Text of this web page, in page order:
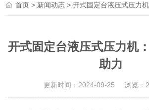
首页 > 新闻动态 > 开式固定台液压式压力机：现代
开式固定台液压式压力机
助力
更新时间：2024-09-25 浏览：